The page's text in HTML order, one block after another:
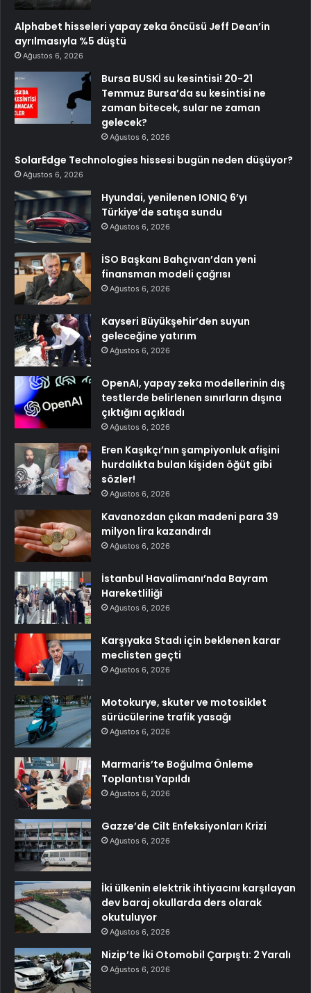
Alphabet hisseleri yapay zeka öncüsü Jeff Dean’in
ayrılmasıyla %5 düştü
Ağustos 6, 2026
Bursa BUSKİ su kesintisi! 20-21
Temmuz Bursa’da su kesintisi ne
zaman bitecek, sular ne zaman
gelecek?
Ağustos 6, 2026
SolarEdge Technologies hissesi bugün neden düşüyor?
Ağustos 6, 2026
Hyundai, yenilenen IONIQ 6’yı
Türkiye’de satışa sundu
Ağustos 6, 2026
İSO Başkanı Bahçıvan’dan yeni
finansman modeli çağrısı
Ağustos 6, 2026
Kayseri Büyükşehir’den suyun
geleceğine yatırım
Ağustos 6, 2026
OpenAI, yapay zeka modellerinin dış
testlerde belirlenen sınırların dışına
çıktığını açıkladı
Ağustos 6, 2026
Eren Kaşıkçı’nın şampiyonluk afişini
hurdalıkta bulan kişiden öğüt gibi
sözler!
Ağustos 6, 2026
Kavanozdan çıkan madeni para 39
milyon lira kazandırdı
Ağustos 6, 2026
İstanbul Havalimanı’nda Bayram
Hareketliliği
Ağustos 6, 2026
Karşıyaka Stadı için beklenen karar
meclisten geçti
Ağustos 6, 2026
Motokurye, skuter ve motosiklet
sürücülerine trafik yasağı
Ağustos 6, 2026
Marmaris’te Boğulma Önleme
Toplantısı Yapıldı
Ağustos 6, 2026
Gazze’de Cilt Enfeksiyonları Krizi
Ağustos 6, 2026
İki ülkenin elektrik ihtiyacını karşılayan
dev baraj okullarda ders olarak
okutuluyor
Ağustos 6, 2026
Nizip’te İki Otomobil Çarpıştı: 2 Yaralı
Ağustos 6, 2026